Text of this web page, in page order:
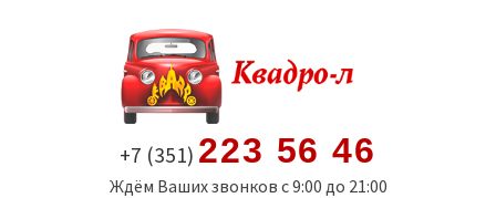
содержимому
+7 (351) 223 56 46
Ждём Ваших звонков с 9:00 до 21:00